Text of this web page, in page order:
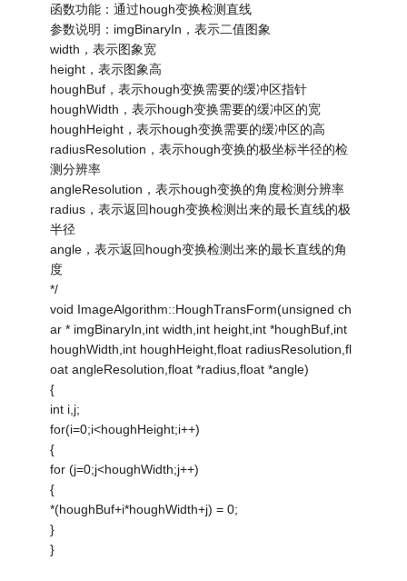
函数功能：通过hough变换检测直线
参数说明：imgBinaryIn，表示二值图象
width，表示图象宽
height，表示图象高
houghBuf，表示hough变换需要的缓冲区指针
houghWidth，表示hough变换需要的缓冲区的宽
houghHeight，表示hough变换需要的缓冲区的高
radiusResolution，表示hough变换的极坐标半径的检
测分辨率
angleResolution，表示hough变换的角度检测分辨率
radius，表示返回hough变换检测出来的最长直线的极
半径
angle，表示返回hough变换检测出来的最长直线的角
度
*/
void ImageAlgorithm::HoughTransForm(unsigned ch
ar * imgBinaryIn,int width,int height,int *houghBuf,int
houghWidth,int houghHeight,float radiusResolution,fl
oat angleResolution,float *radius,float *angle)
{
int i,j;
for(i=0;i<houghHeight;i++)
{
for (j=0;j<houghWidth;j++)
{
*(houghBuf+i*houghWidth+j) = 0;
}
}